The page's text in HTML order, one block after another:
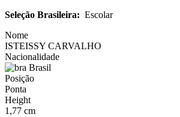
Seleção Brasileira: Escolar
Nome
ISTEISSY CARVALHO
Nacionalidade
Brasil
Posição
Ponta
Height
1,77 cm